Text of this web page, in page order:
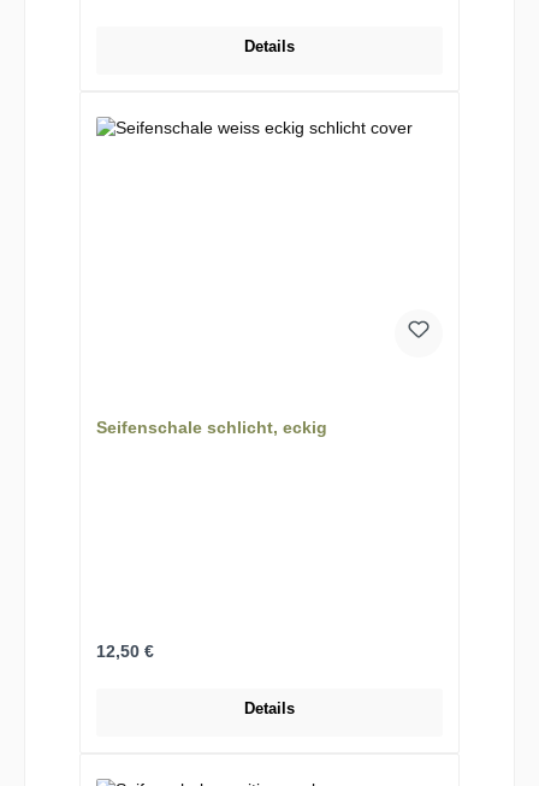
Details
Seifenschale schlicht, eckig
Regulärer Preis:
12,50 €
Details